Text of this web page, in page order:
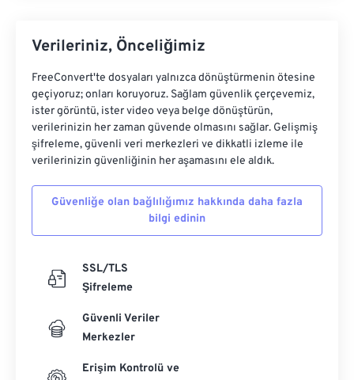
Verileriniz, Önceliğimiz
FreeConvert'te dosyaları yalnızca dönüştürmenin ötesine
geçiyoruz; onları koruyoruz. Sağlam güvenlik çerçevemiz,
ister görüntü, ister video veya belge dönüştürün,
verilerinizin her zaman güvende olmasını sağlar. Gelişmiş
şifreleme, güvenli veri merkezleri ve dikkatli izleme ile
verilerinizin güvenliğinin her aşamasını ele aldık.
Güvenliğe olan bağlılığımız hakkında daha fazla
bilgi edinin
SSL/TLS
Şifreleme
Güvenli Veriler
Merkezler
Erişim Kontrolü ve